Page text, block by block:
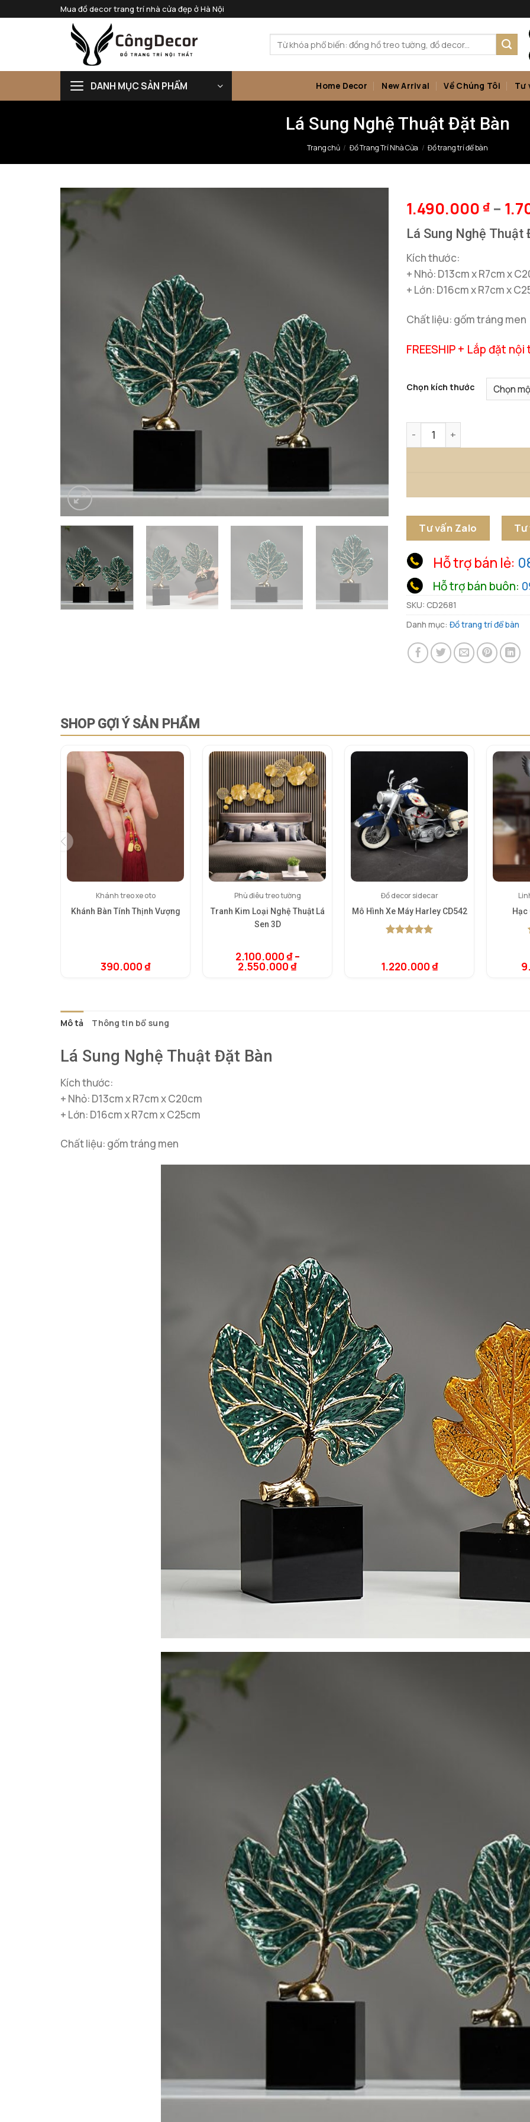
Mua đồ decor trang trí nhà cửa đẹp ở Hà Nội
kiếm:
DANH MỤC SẢN PHẨM Home Decor New Arrival Về Chúng Tôi Tư
Lá Sung Nghệ Thuật Đặt Bàn
Trang chủ / Đồ Trang Trí Nhà Cửa / Đồ trang trí để bàn
1.490.000 ₫ –
Lá Sung Nghệ Thuật
Kích thước:
+ Nhỏ: D13cm x R7cm x
+ Lớn: D16cm x R7cm x
Chất liệu: gốm tráng men
FREESHIP + Lắp đặt
Chọn kích thước
Lá Sung Nghệ Thuật Đặt
Tư vấn Zalo Tư
Hỗ trợ bán lẻ:
Hỗ trợ bán buôn:
SKU: CD2681
Danh mục: Đồ trang trí để bàn
SHOP GỢI Ý SẢN PHẨM
Khánh treo xe oto
Khánh Bàn Tính Thịnh Vượng
390.000₫
Phù điêu treo tường
Tranh Kim Loại Nghệ Thuật Lá
Sen 3D
2.100.000₫–
2.550.000₫
Đồ decor sidecar
Mô Hình Xe Máy Harley CD542
đánh giá
1.220.000₫
Hạc
Mô tả Thông tin bổ sung
Lá Sung Nghệ Thuật Đặt Bàn
Kích thước:
+ Nhỏ: D13cm x R7cm x C20cm
+ Lớn: D16cm x R7cm x C25cm
Chất liệu: gốm tráng men